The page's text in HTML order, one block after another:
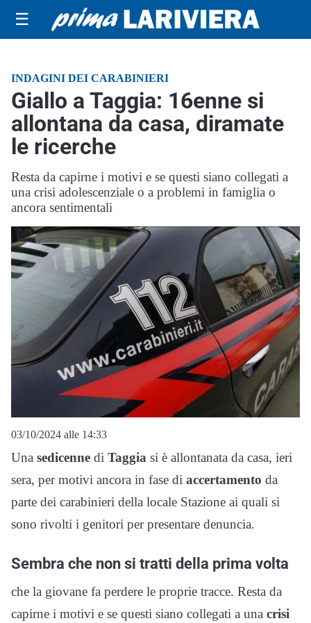
☰
INDAGINI DEI CARABINIERI
Giallo a Taggia: 16enne si
allontana da casa, diramate
le ricerche
Resta da capirne i motivi e se questi siano collegati a
una crisi adolescenziale o a problemi in famiglia o
ancora sentimentali
03/10/2024 alle 14:33
Una sedicenne di Taggia si è allontanata da casa, ieri
sera, per motivi ancora in fase di accertamento da
parte dei carabinieri della locale Stazione ai quali si
sono rivolti i genitori per presentare denuncia.
Sembra che non si tratti della prima volta
che la giovane fa perdere le proprie tracce. Resta da
capirne i motivi e se questi siano collegati a una crisi